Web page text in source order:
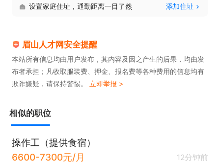
设置家庭住址，通勤距离一目了然 添加住址
眉山人才网安全提醒
本站所有信息均由用户发布，其内容及因之产生的后果，均由发
布者承担；凡收取服装费、押金、报名费等各种费用的信息均有
欺诈嫌疑，请保持警惕。 立即举报 >
相似的职位
操作工（提供食宿）
6600-7300元/月
12分钟前